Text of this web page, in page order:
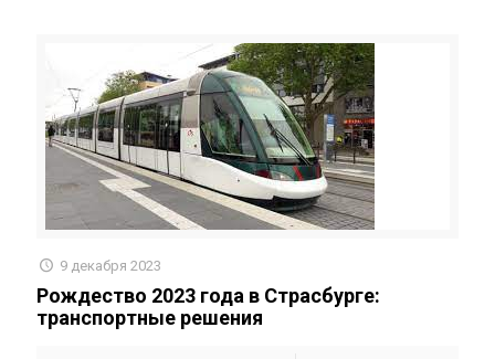
9 декабря 2023
Рождество 2023 года в Страсбурге:
транспортные решения